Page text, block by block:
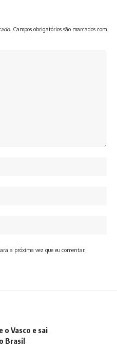
Campos obrigatórios são marcados com
a próxima vez que eu comentar.
o Vasco e sai
Brasil